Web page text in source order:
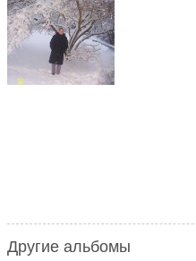
Другие альбомы